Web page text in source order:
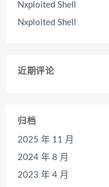
Nxploited Shell
Nxploited Shell
近期评论
归档
2025 年 11 月
2024 年 8 月
2023 年 4 月